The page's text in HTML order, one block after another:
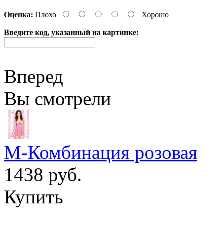
Оценка: Плохо Хорошо
Введите код, указанный на картинке:
Вперед
Вы смотрели
M-Комбинация розовая
1438 руб.
Купить